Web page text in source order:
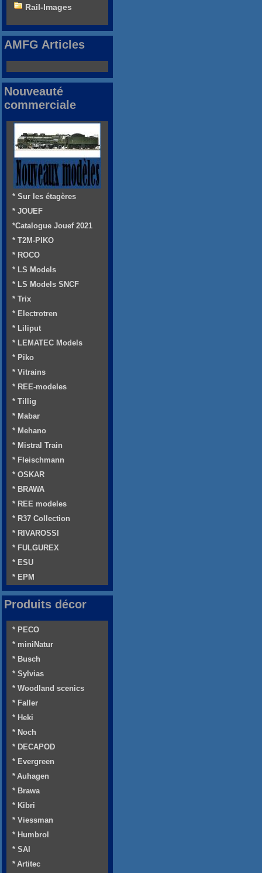
Rail-Images
AMFG Articles
Nouveauté
commerciale
* Sur les étagères
* JOUEF
*Catalogue Jouef 2021
* T2M-PIKO
* ROCO
* LS Models
* LS Models SNCF
* Trix
* Electrotren
* Liliput
* LEMATEC Models
* Piko
* Vitrains
* REE-modeles
* Tillig
* Mabar
* Mehano
* Mistral Train
* Fleischmann
* OSKAR
* BRAWA
* REE modeles
* R37 Collection
* RIVAROSSI
* FULGUREX
* ESU
* EPM
Produits décor
* PECO
* miniNatur
* Busch
* Sylvias
* Woodland scenics
* Faller
* Heki
* Noch
* DECAPOD
* Evergreen
* Auhagen
* Brawa
* Kibri
* Viessman
* Humbrol
* SAI
* Artitec